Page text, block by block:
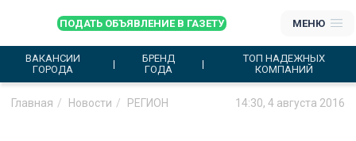
ПОДАТЬ ОБЪЯВЛЕНИЕ В ГАЗЕТУ МЕНЮ
ВАКАНСИИ
ГОРОДА
БРЕНД
ГОДА
ТОП НАДЕЖНЫХ
КОМПАНИЙ
Главная Новости РЕГИОН 14:30, 4 августа 2016